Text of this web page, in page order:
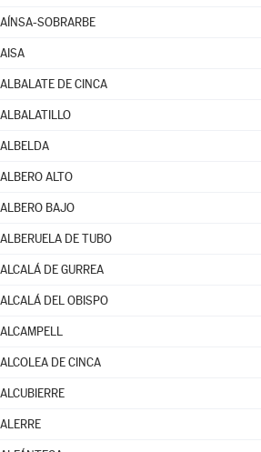
AÍNSA-SOBRARBE
AISA
ALBALATE DE CINCA
ALBALATILLO
ALBELDA
ALBERO ALTO
ALBERO BAJO
ALBERUELA DE TUBO
ALCALÁ DE GURREA
ALCALÁ DEL OBISPO
ALCAMPELL
ALCOLEA DE CINCA
ALCUBIERRE
ALERRE